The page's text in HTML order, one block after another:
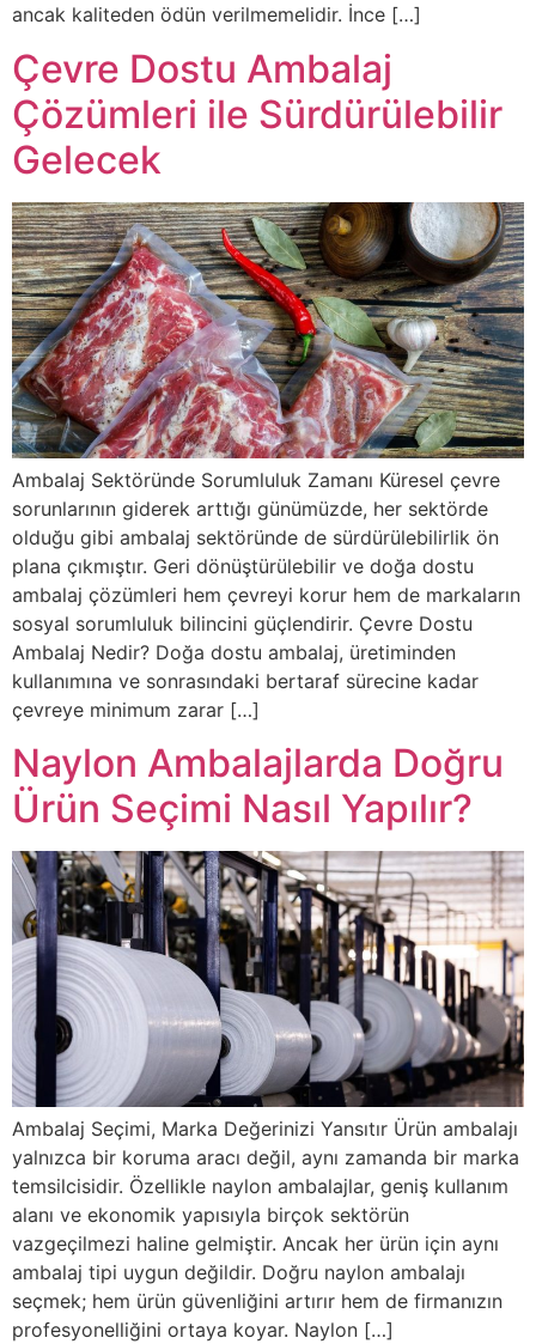
ancak kaliteden ödün verilmemelidir. İnce […]
Çevre Dostu Ambalaj
Çözümleri ile Sürdürülebilir
Gelecek
Ambalaj Sektöründe Sorumluluk Zamanı Küresel çevre
sorunlarının giderek arttığı günümüzde, her sektörde
olduğu gibi ambalaj sektöründe de sürdürülebilirlik ön
plana çıkmıştır. Geri dönüştürülebilir ve doğa dostu
ambalaj çözümleri hem çevreyi korur hem de markaların
sosyal sorumluluk bilincini güçlendirir. Çevre Dostu
Ambalaj Nedir? Doğa dostu ambalaj, üretiminden
kullanımına ve sonrasındaki bertaraf sürecine kadar
çevreye minimum zarar […]
Naylon Ambalajlarda Doğru
Ürün Seçimi Nasıl Yapılır?
Ambalaj Seçimi, Marka Değerinizi Yansıtır Ürün ambalajı
yalnızca bir koruma aracı değil, aynı zamanda bir marka
temsilcisidir. Özellikle naylon ambalajlar, geniş kullanım
alanı ve ekonomik yapısıyla birçok sektörün
vazgeçilmezi haline gelmiştir. Ancak her ürün için aynı
ambalaj tipi uygun değildir. Doğru naylon ambalajı
seçmek; hem ürün güvenliğini artırır hem de firmanızın
profesyonelliğini ortaya koyar. Naylon […]